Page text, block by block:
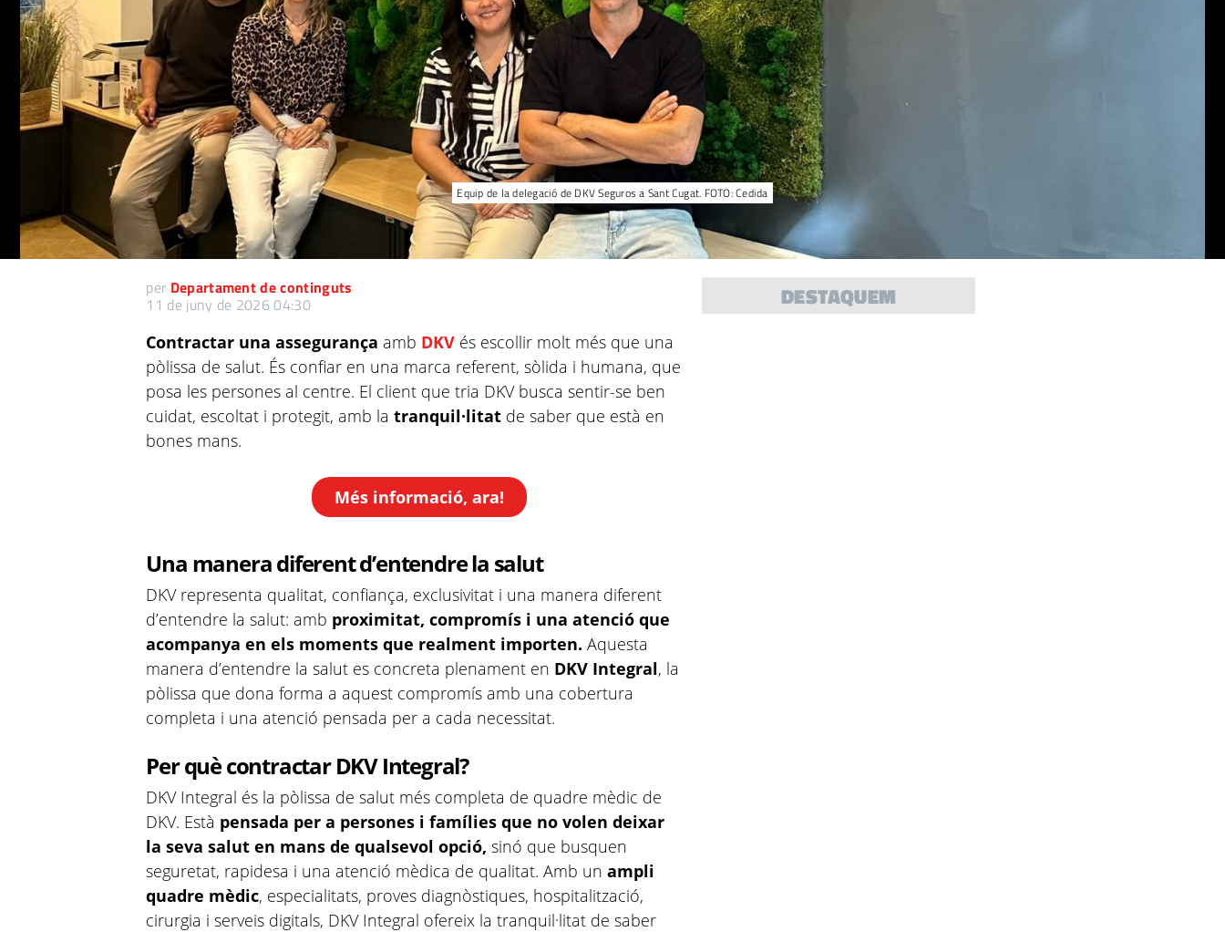
Equip de la delegació de DKV Seguros a Sant Cugat. FOTO: Cedida
per Departament de continguts
11 de juny de 2026 04:30
Contractar una assegurança amb DKV és escollir molt més que una
pòlissa de salut. És confiar en una marca referent, sòlida i humana, que
posa les persones al centre. El client que tria DKV busca sentir-se ben
cuidat, escoltat i protegit, amb la tranquil·litat de saber que està en
bones mans.
Més informació, ara!
Una manera diferent d’entendre la salut
DKV representa qualitat, confiança, exclusivitat i una manera diferent
d’entendre la salut: amb proximitat, compromís i una atenció que
acompanya en els moments que realment importen. Aquesta
manera d’entendre la salut es concreta plenament en DKV Integral, la
pòlissa que dona forma a aquest compromís amb una cobertura
completa i una atenció pensada per a cada necessitat.
Per què contractar DKV Integral?
DKV Integral és la pòlissa de salut més completa de quadre mèdic de
DKV. Està pensada per a persones i famílies que no volen deixar
la seva salut en mans de qualsevol opció,sinó que busquen
seguretat, rapidesa i una atenció mèdica de qualitat. Amb unampli
quadre mèdic, especialitats, proves diagnòstiques, hospitalització,
cirurgia i serveis digitals, DKV Integral ofereix la tranquil·litat de saber
DESTAQUEM